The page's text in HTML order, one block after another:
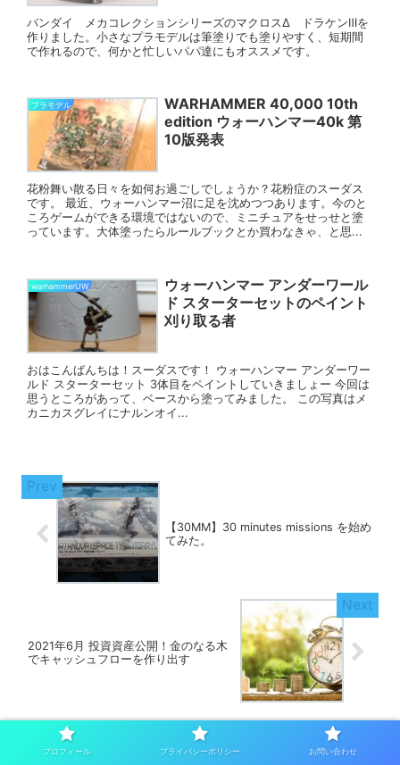
バンダイ メカコレクションシリーズのマクロスΔ ドラケンⅢを
作りました。小さなプラモデルは筆塗りでも塗りやすく、短期間
で作れるので、何かと忙しいパパ達にもオススメです。
プラモデル
WARHAMMER 40,000 10th
edition ウォーハンマー40k 第
10版発表
花粉舞い散る日々を如何お過ごしでしょうか？花粉症のスーダス
です。 最近、ウォーハンマー沼に足を沈めつつあります。今のと
ころゲームができる環境ではないので、ミニチュアをせっせと塗
っています。大体塗ったらルールブックとか買わなきゃ、と思...
warhammerUW
ウォーハンマー アンダーワール
ド スターターセットのペイント
刈り取る者
おはこんばんちは！スーダスです！ ウォーハンマー アンダーワー
ルド スターターセット 3体目をペイントしていきましょー 今回は
思うところがあって、ベースから塗ってみました。 この写真はメ
カニカスグレイにナルンオイ...
【30MM】30 minutes missions を始め
てみた。
2021年6月 投資資産公開！金のなる木
でキャッシュフローを作り出す
プロフィール プライバシーポリシー お問い合わせ